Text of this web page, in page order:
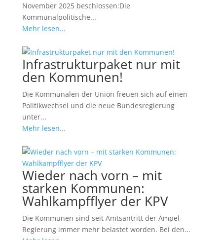
November 2025 beschlossen:Die
Kommunalpolitische...
Mehr lesen...
Infrastrukturpaket nur mit
den Kommunen!
Die Kommunalen der Union freuen sich auf einen
Politikwechsel und die neue Bundesregierung
unter...
Mehr lesen...
Wieder nach vorn – mit
starken Kommunen:
Wahlkampfflyer der KPV
Die Kommunen sind seit Amtsantritt der Ampel-
Regierung immer mehr belastet worden. Bei den...